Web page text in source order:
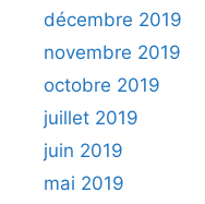
décembre 2019
novembre 2019
octobre 2019
juillet 2019
juin 2019
mai 2019